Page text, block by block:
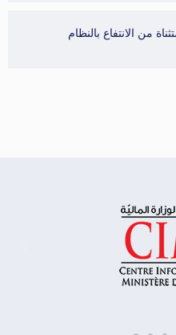
من الانتفاع بالنظام